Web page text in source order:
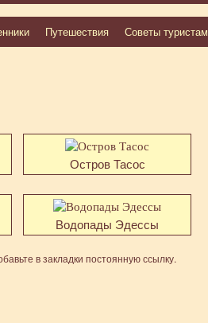
Путешествия Советы туристам
Остров Тасос
Водопады Эдессы
в закладки постоянную ссылку.